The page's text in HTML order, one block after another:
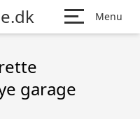
Menu
garage